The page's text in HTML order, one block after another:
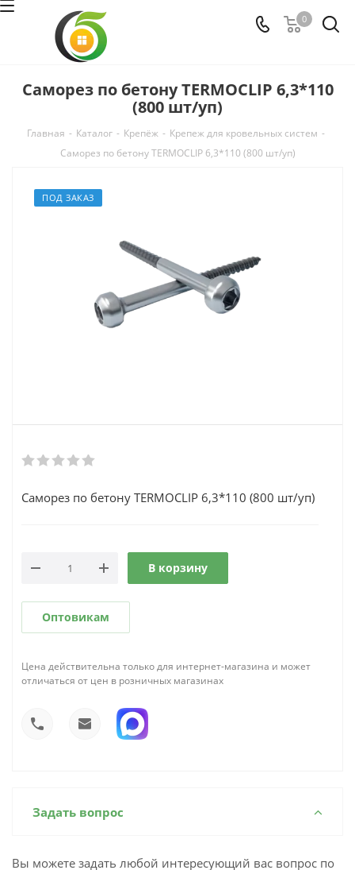
0
Саморез по бетону TERMOCLIP 6,3*110
(800 шт/уп)
Главная - Каталог - Крепёж - Крепеж для кровельных систем -
Саморез по бетону TERMOCLIP 6,3*110 (800 шт/уп)
ПОД ЗАКАЗ
Саморез по бетону TERMOCLIP 6,3*110 (800 шт/уп)
В корзину
Оптовикам
Цена действительна только для интернет-магазина и может
отличаться от цен в розничных магазинах
Задать вопрос
Вы можете задать любой интересующий вас вопрос по